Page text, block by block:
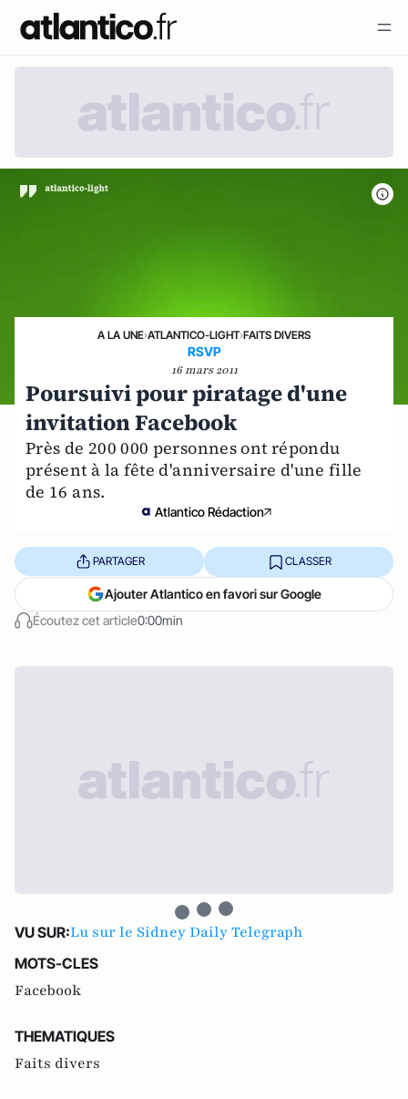
A LA UNE›ATLANTICO-LIGHT›FAITS DIVERS
RSVP
16 mars 2011
Poursuivi pour piratage d'une
invitation Facebook
Près de 200 000 personnes ont répondu
présent à la fête d'anniversaire d'une fille
de 16 ans.
Atlantico Rédaction
Écoutez cet article0:00min
PARTAGER CLASSER
Ajouter Atlantico en favori sur Google
VU SUR:Lu sur le Sidney Daily Telegraph
MOTS-CLES
Facebook
THEMATIQUES
Faits divers